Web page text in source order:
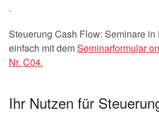
.
Steuerung Cash Flow: Seminare
einfach mit demSeminarformular
Nr. C04.
Ihr Nutzen für